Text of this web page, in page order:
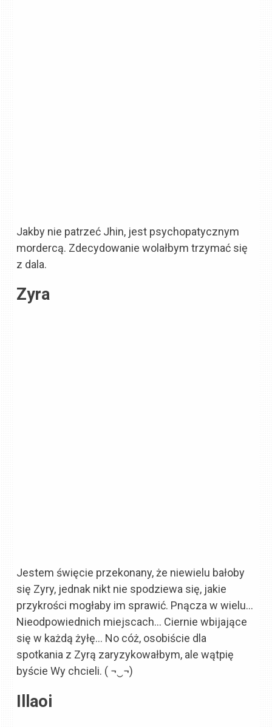
Jakby nie patrzeć Jhin, jest psychopatycznym
mordercą. Zdecydowanie wolałbym trzymać się
z dala.
Zyra
Jestem święcie przekonany, że niewielu bałoby
się Zyry, jednak nikt nie spodziewa się, jakie
przykrości mogłaby im sprawić. Pnącza w wielu…
Nieodpowiednich miejscach… Ciernie wbijające
się w każdą żyłę… No cóż, osobiście dla
spotkania z Zyrą zaryzykowałbym, ale wątpię
byście Wy chcieli. ( ¬‿¬)
Illaoi